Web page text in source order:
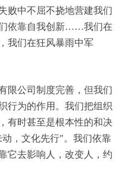
败中不屈不挠地营建我们
依靠自我创新……我们在
我们在狂风暴雨中军
限公司制度完善，但我们
行为的作用。我们把组织
有时甚至是根本性的和决
，文化先行"。我们依靠
它去影响人，改变人，约